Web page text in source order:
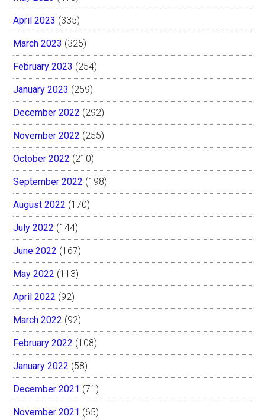
April 2023 (335)
March 2023 (325)
February 2023 (254)
January 2023 (259)
December 2022 (292)
November 2022 (255)
October 2022 (210)
September 2022 (198)
August 2022 (170)
July 2022 (144)
June 2022 (167)
May 2022 (113)
April 2022 (92)
March 2022 (92)
February 2022 (108)
January 2022 (58)
December 2021 (71)
November 2021 (65)